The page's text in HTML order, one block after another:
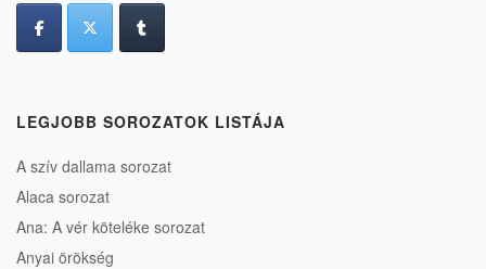
LEGJOBB SOROZATOK LISTÁJA
A szív dallama sorozat
Alaca sorozat
Ana: A vér köteléke sorozat
Anyai örökség